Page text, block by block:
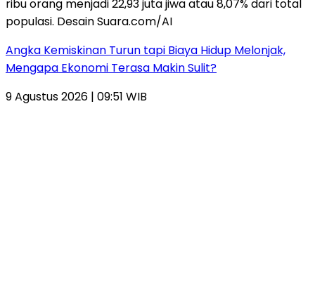
Angka Kemiskinan Turun tapi Biaya Hidup Melonjak,
Mengapa Ekonomi Terasa Makin Sulit?
9 Agustus 2026 | 09:51 WIB